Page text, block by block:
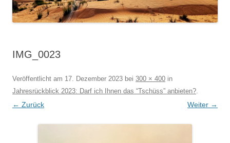
IMG_0023
Veröffentlicht am 17. Dezember 2023 bei 300 × 400 in
Jahresrückblick 2023: Darf ich Ihnen das “Tschüss” anbieten?.
← Zurück Weiter →